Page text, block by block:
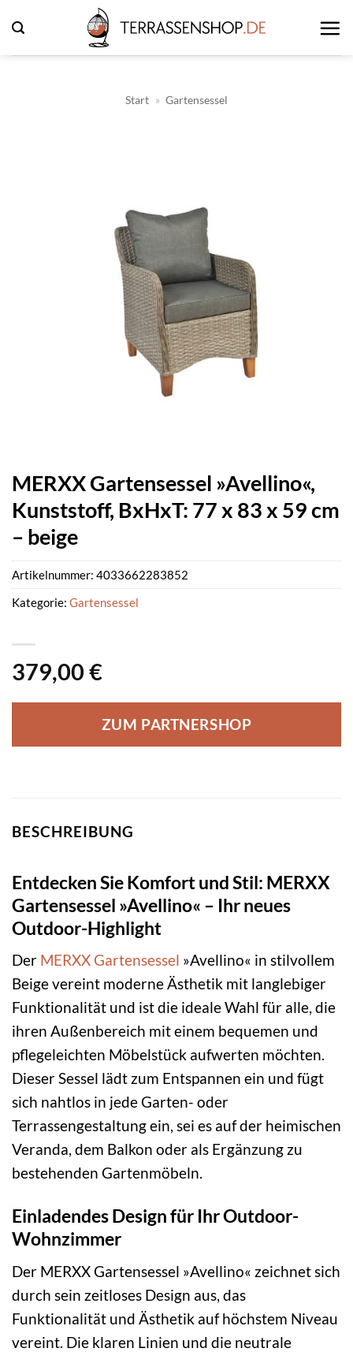
Inhalt
springen
Start » Gartensessel
MERXX Gartensessel »Avellino«,
Kunststoff, BxHxT: 77 x 83 x 59 cm
– beige
379,00 €
ZUM PARTNERSHOP
Artikelnummer: 4033662283852
Kategorie: Gartensessel
BESCHREIBUNG
Entdecken Sie Komfort und Stil: MERXX
Gartensessel »Avellino« – Ihr neues
Outdoor-Highlight
Der MERXX Gartensessel »Avellino« in stilvollem
Beige vereint moderne Ästhetik mit langlebiger
Funktionalität und ist die ideale Wahl für alle, die
ihren Außenbereich mit einem bequemen und
pflegeleichten Möbelstück aufwerten möchten.
Dieser Sessel lädt zum Entspannen ein und fügt
sich nahtlos in jede Garten- oder
Terrassengestaltung ein, sei es auf der heimischen
Veranda, dem Balkon oder als Ergänzung zu
bestehenden Gartenmöbeln.
Einladendes Design für Ihr Outdoor-
Wohnzimmer
Der MERXX Gartensessel »Avellino« zeichnet sich
durch sein zeitloses Design aus, das
Funktionalität und Ästhetik auf höchstem Niveau
vereint. Die klaren Linien und die neutrale